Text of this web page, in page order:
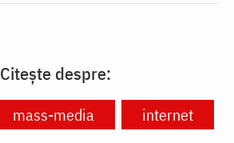
Citește despre:
mass-media internet